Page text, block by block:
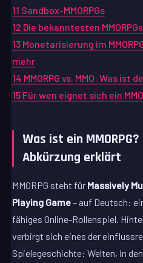
11 Sandbox-MMORPGs
12 Die bekanntesten
13 Monetarisierung im
mehr
14 MMORPG vs. MMO: Was ist
15 Für wen eignet sich ein
Was ist ein
Abkürzung erklärt
MMORPG steht für Massively
Playing Game– auf Deutsch:
fähiges Online-Rollenspiel.
verbirgt sich eines der
Spielegeschichte: Welten, in